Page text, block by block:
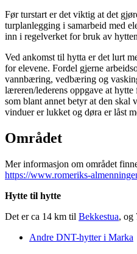
Før turstart er det viktig at det
turplanlegging i samarbeid med
inn i regelverket for bruk av
Ved ankomst til hytta er det lurt
for elevene. Fordel gjerne
vannbæring, vedbæring og
læreren/lederens oppgave at
som blant annet betyr at den skal
vinduer er lukket og døra er låst
Området
Mer informasjon om området
https://www.romeriks-
Hytte til hytte
Det er ca 14 km til Bekkestua, og
Andre DNT-hytter i Marka